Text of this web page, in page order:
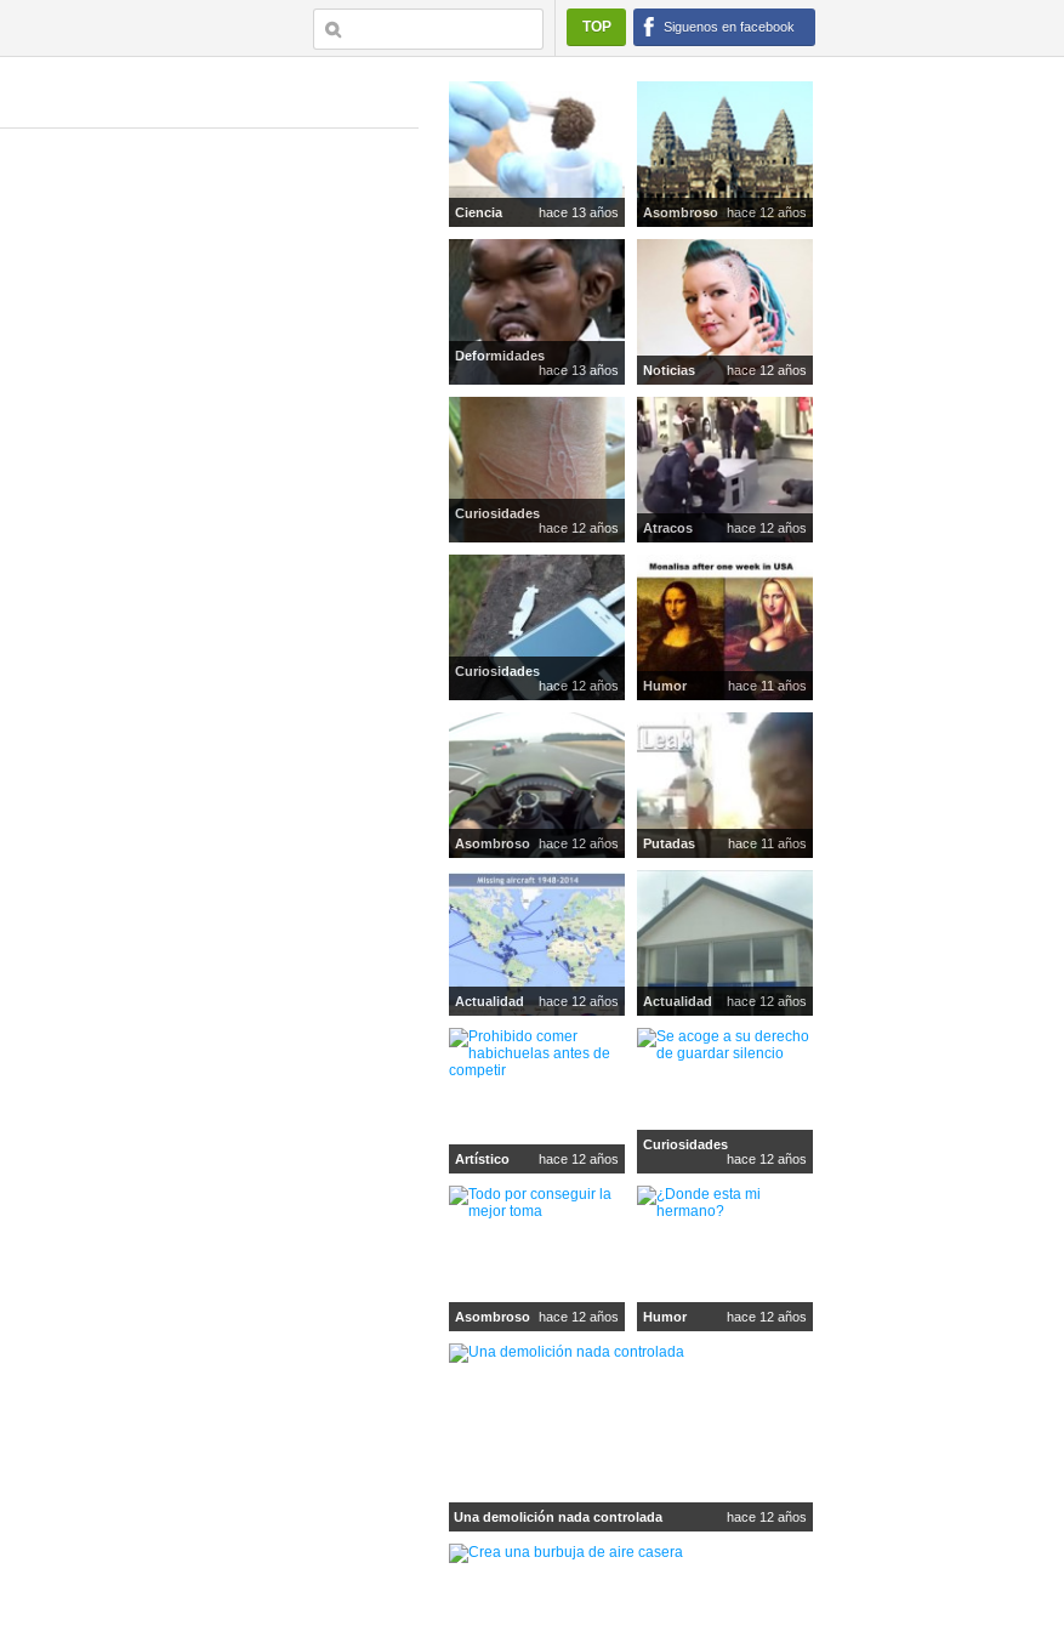
Siguenos en facebook
TOP
Ciencia hace 13 años Asombroso hace 12 años
Deformidades
hace 13 años
Noticias hace 12 años
Curiosidades
hace 12 años
Atracos hace 12 años
Curiosidades
hace 12 años
Humor hace 11 años
Asombroso hace 12 años Putadas hace 11 años
Actualidad hace 12 años Actualidad hace 12 años
Artístico hace 12 años
Curiosidades
hace 12 años
Asombroso hace 12 años Humor hace 12 años
Una demolición nada controlada hace 12 años